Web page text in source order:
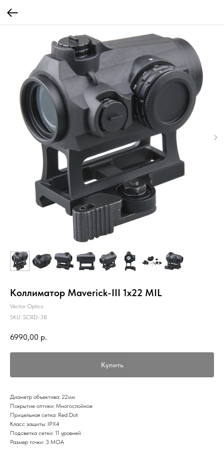
Коллиматор Maverick-III 1x22 MIL
Vector Optics
SKU: SCRD-38
6990,00 р.
Купить
Диаметр объектива: 22мм
Покрытие оптики: Многослойное
Прицельная сетка: Red Dot
Класс защиты: IPX4
Подсветка сетки: 11 уровней
Размер точки: 3 МОА